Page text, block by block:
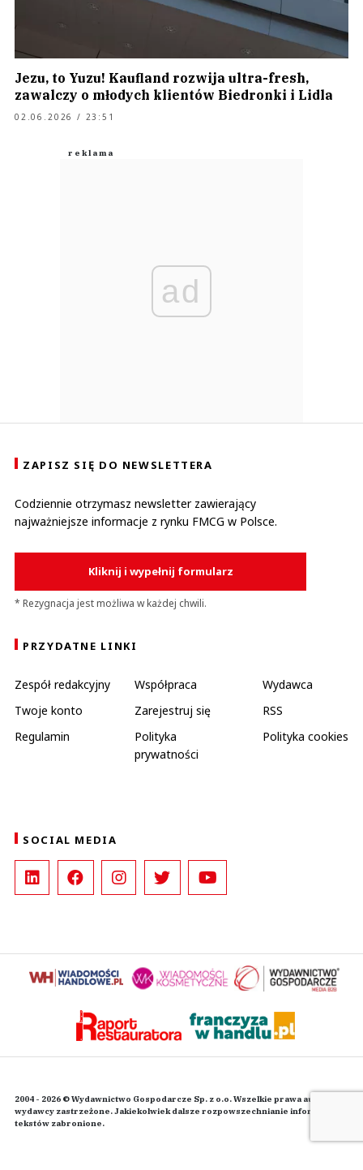
Jezu, to Yuzu! Kaufland rozwija ultra-fresh,
zawalczy o młodych klientów Biedronki i Lidla
02.06.2026 / 23:51
ad
ZAPISZ SIĘ DO NEWSLETTERA
Codziennie otrzymasz newsletter zawierający
najważniejsze informacje z rynku FMCG w Polsce.
Kliknij i wypełnij formularz
* Rezygnacja jest możliwa w każdej chwili.
PRZYDATNE LINKI
Zespół redakcyjny Współpraca
Wydawca
Twoje konto
Zarejestruj się
RSS
Regulamin
Polityka
prywatności
Polityka cookies
SOCIAL MEDIA
2004 - 2026 © Wydawnictwo Gospodarcze Sp. z o.o. Wszelkie prawa autorskie
wydawcy zastrzeżone. Jakiekolwiek dalsze rozpowszechnianie informacji i
tekstów zabronione.